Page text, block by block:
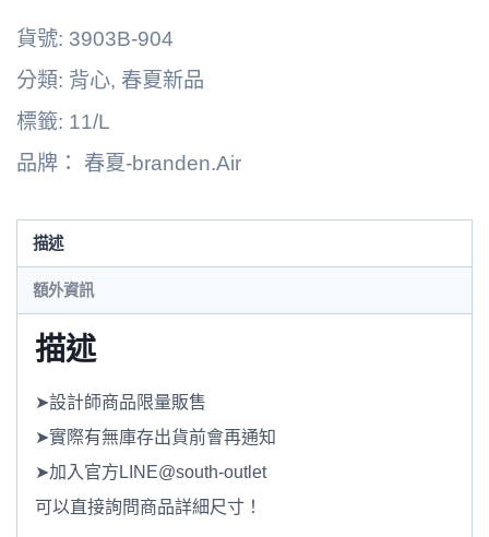
262125-
0108I
數
貨號: 3903B-904
分類: 背心, 春夏新品
標籤: 11/L
品牌： 春夏-branden.Air
描述
額外資訊
描述
➤設計師商品限量販售
➤實際有無庫存出貨前會再通知
➤加入官方LINE@south-outlet
可以直接詢問商品詳細尺寸！